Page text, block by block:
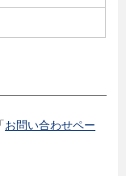
お問い合わせペー